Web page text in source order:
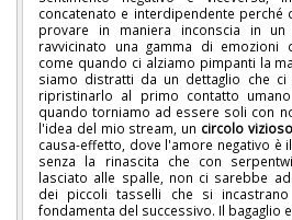
concatenato e interdipendente
provare in maniera inconscia in un
ravvicinato una gamma di emozioni
come quando ci alziamo pimpanti la
siamo distratti da un dettaglio che
ripristinarlo al primo contatto
quando torniamo ad essere soli con
l'idea del mio stream, un circolo
causa-effetto, dove l'amore negativo è
senza la rinascita che con
lasciato alle spalle, non ci sarebbe
dei piccoli tasselli che si
fondamenta del successivo. Il bagaglio